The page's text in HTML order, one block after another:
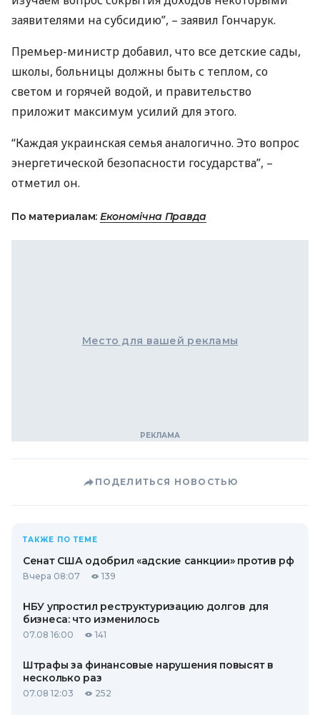
заявителями на субсидию”, – заявил Гончарук.
Премьер-министр добавил, что все детские сады,
школы, больницы должны быть с теплом, со
светом и горячей водой, и правительство
приложит максимум усилий для этого.
“Каждая украинская семья аналогично. Это вопрос
энергетической безопасности государства”, –
отметил он.
По материалам: Економічна Правда
Место для вашей рекламы
ПОДЕЛИТЬСЯ НОВОСТЬЮ
ТАКЖЕ ПО ТЕМЕ
Сенат США одобрил «адские санкции» против рф
Вчера 08:07 139
НБУ упростил реструктуризацию долгов для
бизнеса: что изменилось
07.08 16:00 141
Штрафы за финансовые нарушения повысят в
несколько раз
07.08 12:03 252